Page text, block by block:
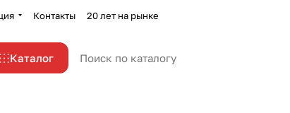
Контакты 20 лет на рынке
Каталог